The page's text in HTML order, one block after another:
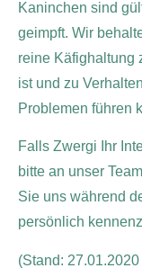
Kaninchen sind
geimpft. Wir
reine Käfighaltung
ist und zu
Problemen führen
Falls Zwergi Ihr
bitte an unser
Sie uns während
persönlich
(Stand: 27.01.2020